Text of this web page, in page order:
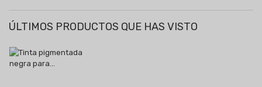
ÚLTIMOS PRODUCTOS QUE HAS VISTO